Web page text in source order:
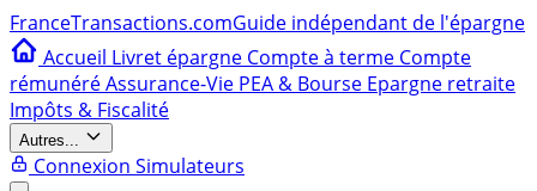
FranceTransactions.comGuide indépendant de l'épargne
Accueil Livret épargne Compte à terme Compte
rémunéréAssurance-Vie PEA & Bourse Epargne retraite
Impôts & Fiscalité
Autres...
Connexion Simulateurs